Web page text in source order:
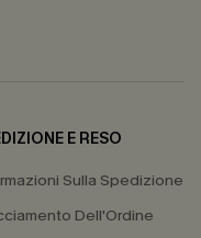
E RESO
Sulla Spedizione
Dell'Ordine